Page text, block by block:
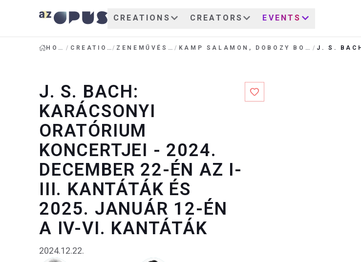
CREATIONS CREATORS EVENTS
HOME / CREATIONS/ ZENEMŰVÉSZET / KAMP SALAMON, DOBOZY BORBÁLA /
J. S. BACH:
KARÁCSONYI
ORATÓRIUM
KONCERTJEI - 2024.
DECEMBER 22-ÉN AZ I-
III. KANTÁTÁK ÉS
2025. JANUÁR 12-ÉN
A IV-VI. KANTÁTÁK
2024.12.22.